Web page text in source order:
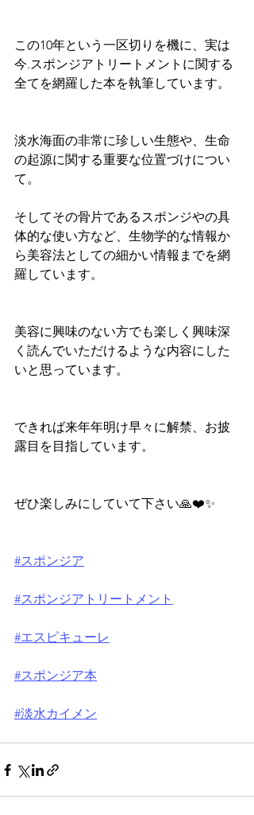
この10年という一区切りを機に、実は
今.スポンジアトリートメントに関する
全てを網羅した本を執筆しています。
淡水海面の非常に珍しい生態や、生命
の起源に関する重要な位置づけについ
て。
そしてその骨片であるスポンジやの具
体的な使い方など、生物学的な情報か
ら美容法としての細かい情報までを網
羅しています。
美容に興味のない方でも楽しく興味深
く読んでいただけるような内容にした
いと思っています。
できれば来年年明け早々に解禁、お披
露目を目指しています。
ぜひ楽しみにしていて下さい🙏❤️✨
#スポンジア
#スポンジアトリートメント
#エスピキューレ
#スポンジア本
#淡水カイメン